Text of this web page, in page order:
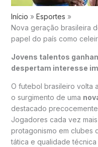
Início
Esportes
Nova geração brasileira
papel do país como
Jovens talentos
despertam interesse
O futebol brasileiro volta
o surgimento de uma
destacado
Jogadores cada vez
protagonismo em clubes
tática e qualidade técnica